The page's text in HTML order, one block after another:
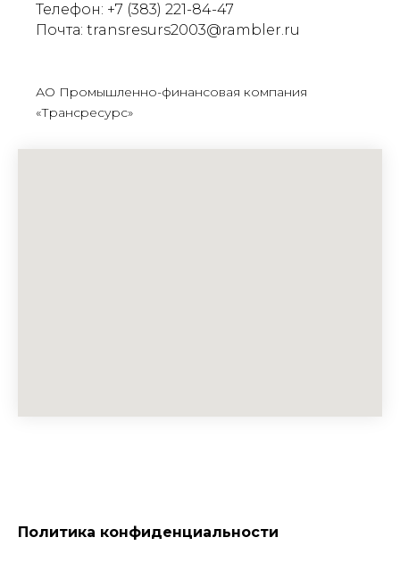
Телефон: +7 (383) 221-84-47
Почта: transresurs2003@rambler.ru
АО Промышленно-финансовая компания
«Трансресурс»
Политика конфиденциальности